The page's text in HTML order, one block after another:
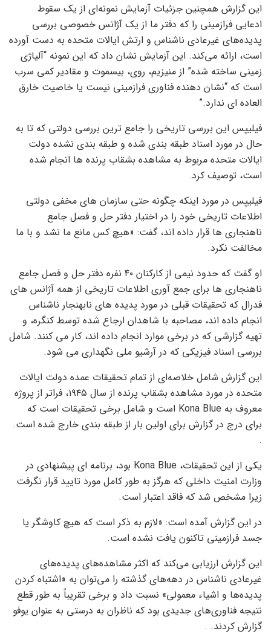
این گزارش همچنین جزئیات آزمایش نمونه‌ای از یک سقوط
ادعایی فرازمینی را که دفتر ما از یک آژانس خصوصی بررسی
پدیده‌های غیرعادی ناشناس و ارتش ایالات متحده به دست آورده
است، ارائه می‌کند. این آزمایش نشان داد که این نمونه “آلیاژی
زمینی ساخته شده” از منیزیم، روی، بیسموت و مقادیر کمی سرب
است که “نشان دهنده فناوری فرازمینی نیست یا خاصیت خارق
العاده ای ندارد.”
فیلیپس این بررسی تاریخی را جامع ترین بررسی دولتی که تا به
حال در مورد اسناد طبقه بندی شده و طبقه بندی نشده دولت
ایالات متحده مربوط به مشاهده بشقاب پرنده ها انجام شده
است، توصیف کرد.
فیلیپس در مورد اینکه چگونه حتی سازمان های مخفی دولتی
اطلاعات تاریخی خود را در اختیار دفتر حل و فصل جامع
ناهنجاری ها قرار داده اند، گفت: «هیچ کس مانع ما نشد و با ما
مخالفت نکرد.
او گفت که حدود نیمی از کارکنان ۴۰ نفره دفتر حل و فصل جامع
ناهنجاری ها برای جمع آوری اطلاعات تاریخی از همه آژانس های
فدرال که تحقیقات قبلی در مورد پدیده های نابهنجار ناشناس
انجام داده اند، مصاحبه با شاهدان ارجاع شده توسط کنگره، و
تهیه گزارشی که در برخی موارد انجام داده اند، کار می کنند. شامل
بررسی اسناد فیزیکی که در آرشیو ملی نگهداری می شود.
این گزارش شامل خلاصه‌ای از تمام تحقیقات عمده دولت ایالات
متحده در مورد مشاهده بشقاب پرنده از سال ۱۹۴۵، فراتر از پروژه
معروف به Kona Blue است و شامل برخی تحقیقات است که
برای درج در گزارش برای اولین بار از طبقه بندی خارج شده است.
.
یکی از این تحقیقات، Kona Blue بود، برنامه ای پیشنهادی در
وزارت امنیت داخلی که هرگز به طور کامل مورد تایید قرار نگرفت
زیرا مشخص شد که فاقد اعتبار است.
در این گزارش آمده است: «لازم به ذکر است که هیچ کاوشگر یا
جسد فرازمینی تاکنون یافت نشده است.
این گزارش ارزیابی می‌کند که اکثر مشاهده‌های پدیده‌های
غیرعادی ناشناس در دهه‌های گذشته را می‌توان به «اشتباه کردن
پدیده‌ها و اشیاء معمولی» نسبت داد و برخی تقریباً به طور قطع
نتیجه فناوری‌های جدیدی بود که ناظران به درستی به عنوان یوفو
گزارش کردند. .